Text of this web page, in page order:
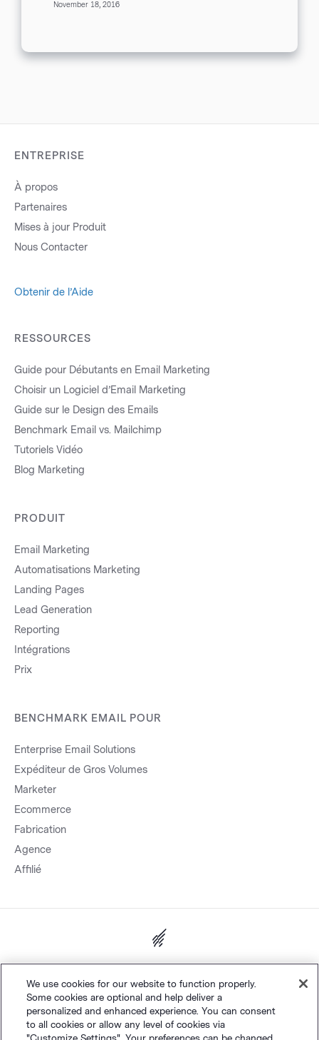
segmenter votre liste...
November 18, 2016
ENTREPRISE
À propos
Partenaires
Mises à jour Produit
Nous Contacter
Obtenir de l’Aide
RESSOURCES
Guide pour Débutants en Email Marketing
Choisir un Logiciel d’Email Marketing
Guide sur le Design des Emails
Benchmark Email vs. Mailchimp
Tutoriels Vidéo
Blog Marketing
PRODUIT
Email Marketing
Automatisations Marketing
Landing Pages
Lead Generation
Reporting
Intégrations
Prix
BENCHMARK EMAIL POUR
Enterprise Email Solutions
Expéditeur de Gros Volumes
Marketer
Ecommerce
Fabrication
Agence
Affilié
cookies© Polaris Software, LLC
We use cookies for our website to function properly.
Some cookies are optional and help deliver a
personalized and enhanced experience. You can consent
to all cookies or allow any level of cookies via